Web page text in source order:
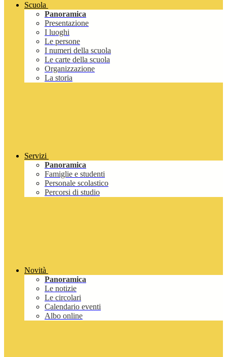
Scuola
Panoramica
Presentazione
I luoghi
Le persone
I numeri della scuola
Le carte della scuola
Organizzazione
La storia
Servizi
Panoramica
Famiglie e studenti
Personale scolastico
Percorsi di studio
Novità
Panoramica
Le notizie
Le circolari
Calendario eventi
Albo online